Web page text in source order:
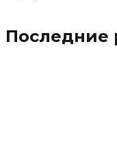
Последние